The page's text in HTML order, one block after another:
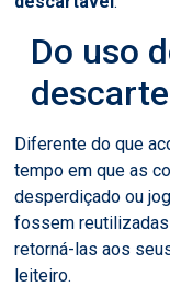
Do uso
Diferente do que
tempo em que as
desperdiçado ou
fossem
retorná-las aos
leiteiro.